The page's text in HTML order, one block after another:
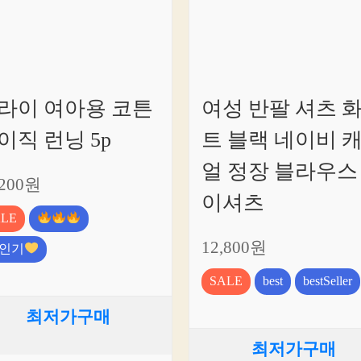
이 여아용 코튼
직 런닝 5p
원
인기
최저가구매
여성 반팔 셔츠
트 블랙 네이비
얼 정장 블라우
이셔츠
12,800원
SALE best bestSeller
최저가구매